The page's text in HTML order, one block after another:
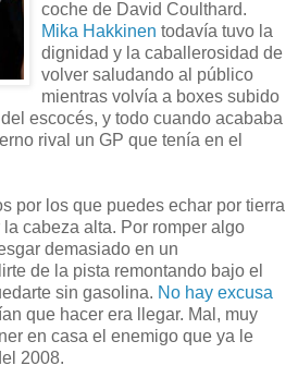
coche de David Coulthard.
Mika Hakkinen todavía tuvo la
dignidad y la caballerosidad de
volver saludando al público
mientras volvía a boxes subido
escocés, y todo cuando acababa
rival un GP que tenía en el
por los que puedes echar por tierra
cabeza alta. Por romper algo
demasiado en un
de la pista remontando bajo el
sin gasolina. No hay excusa
que hacer era llegar. Mal, muy
en casa el enemigo que ya le
2008.